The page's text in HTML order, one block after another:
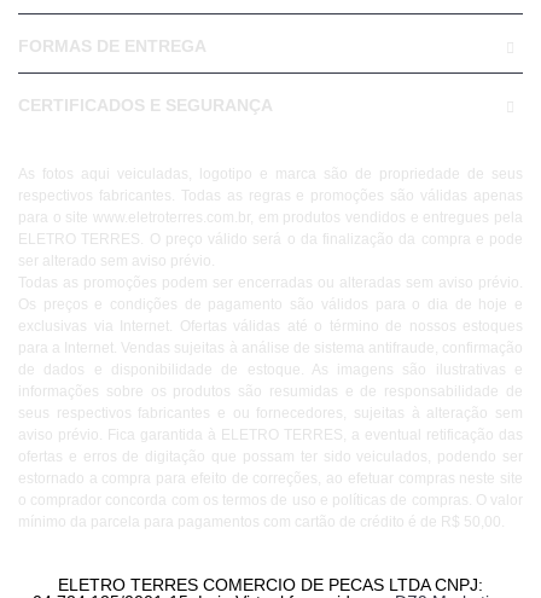
FORMAS DE ENTREGA
CERTIFICADOS E SEGURANÇA
As fotos aqui veiculadas, logotipo e marca são de propriedade de seus
respectivos fabricantes. Todas as regras e promoções são válidas apenas
para o site www.eletroterres.com.br, em produtos vendidos e entregues pela
ELETRO TERRES. O preço válido será o da finalização da compra e pode
ser alterado sem aviso prévio.
Todas as promoções podem ser encerradas ou alteradas sem aviso prévio.
Os preços e condições de pagamento são válidos para o dia de hoje e
exclusivas via Internet. Ofertas válidas até o término de nossos estoques
para a Internet. Vendas sujeitas à análise de sistema antifraude, confirmação
de dados e disponibilidade de estoque. As imagens são ilustrativas e
informações sobre os produtos são resumidas e de responsabilidade de
seus respectivos fabricantes e ou fornecedores, sujeitas à alteração sem
aviso prévio. Fica garantida à ELETRO TERRES, a eventual retificação das
ofertas e erros de digitação que possam ter sido veiculados, podendo ser
estornado a compra para efeito de correções, ao efetuar compras neste site
o comprador concorda com os termos de uso e políticas de compras. O valor
mínimo da parcela para pagamentos com cartão de crédito é de R$ 50,00.
ELETRO TERRES COMERCIO DE PECAS LTDA CNPJ: